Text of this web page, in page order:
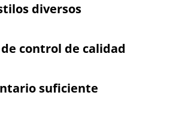
diversos
control de calidad
suficiente